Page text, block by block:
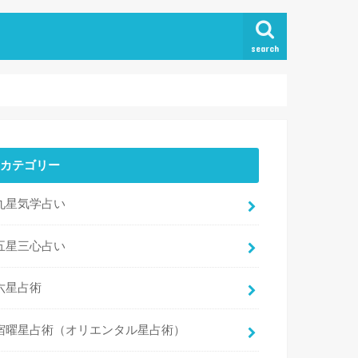
search
カテゴリー
星気学占い
星三心占い
星占術
曜星占術（オリエンタル星占術）